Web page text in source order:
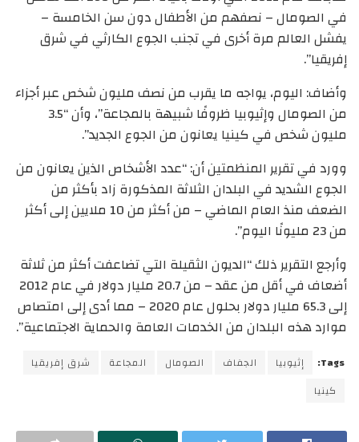
في الصومال – نصفهم من الأطفال دون سن الخامسة –
يفشل العالم مرة أخرى في تجنب الجوع الكارثي في شرق
إفريقيا”.
وأضاف: اليوم، يواجه ما يقرب من نصف مليون شخص عبر أجزاء
من الصومال وإثيوبيا ظروفًا شبيهة بالمجاعة”، وأن “3.5
مليون شخص في كينيا يعانون من الجوع الجديد”.
وورد في تقرير المنظمتين أن: “عدد الأشخاص الذين يعانون من
الجوع الشديد في البلدان الثلاثة المذكورة زاد بأكثر من
الضعف منذ العام الماضي – من أكثر من 10 ملايين إلى أكثر
من 23 مليونًا اليوم”.
وأرجع التقرير ذلك “الديون الثقيلة التي تضاعفت أكثر من ثلاثة
أضعاف في أقل من عقد – من 20.7 مليار دولار في عام 2012
إلى 65.3 مليار دولار بحلول عام 2020 – مما أدى إلى امتصاص
موارد هذه البلدان من الخدمات العامة والحماية الاجتماعية”.
Tags: إثيوبيا الجفاف الصومال المجاعة
شرق إفريقيا
كينيا